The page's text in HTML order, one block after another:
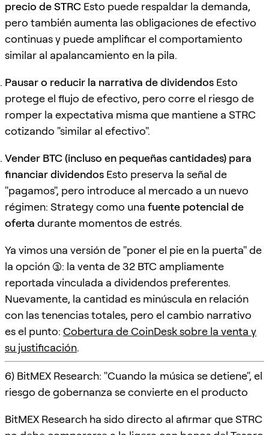
precio de STRC Esto puede respaldar la demanda,
pero también aumenta las obligaciones de efectivo
continuas y puede amplificar el comportamiento
similar al apalancamiento en la pila.
Pausar o reducir la narrativa de dividendos Esto
protege el flujo de efectivo, pero corre el riesgo de
romper la expectativa misma que mantiene a STRC
cotizando "similar al efectivo".
Vender BTC (incluso en pequeñas cantidades) para
financiar dividendos Esto preserva la señal de
"pagamos", pero introduce al mercado a un nuevo
régimen: Strategy como una fuente potencial de
oferta durante momentos de estrés.
Ya vimos una versión de "poner el pie en la puerta" de
la opción (3): la venta de 32 BTC ampliamente
reportada vinculada a dividendos preferentes.
Nuevamente, la cantidad es minúscula en relación
con las tenencias totales, pero el cambio narrativo
es el punto: Cobertura de CoinDesk sobre la venta y
su justificación.
6) BitMEX Research: "Cuando la música se detiene", el
riesgo de gobernanza se convierte en el producto
BitMEX Research ha sido directo al afirmar que STRC